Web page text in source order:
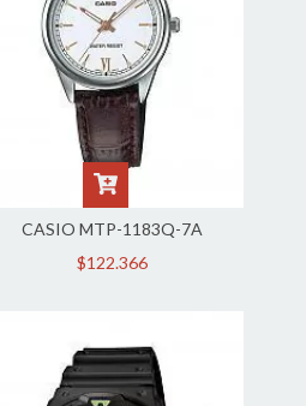
CASIO MTP-1183Q-7A
$122.366